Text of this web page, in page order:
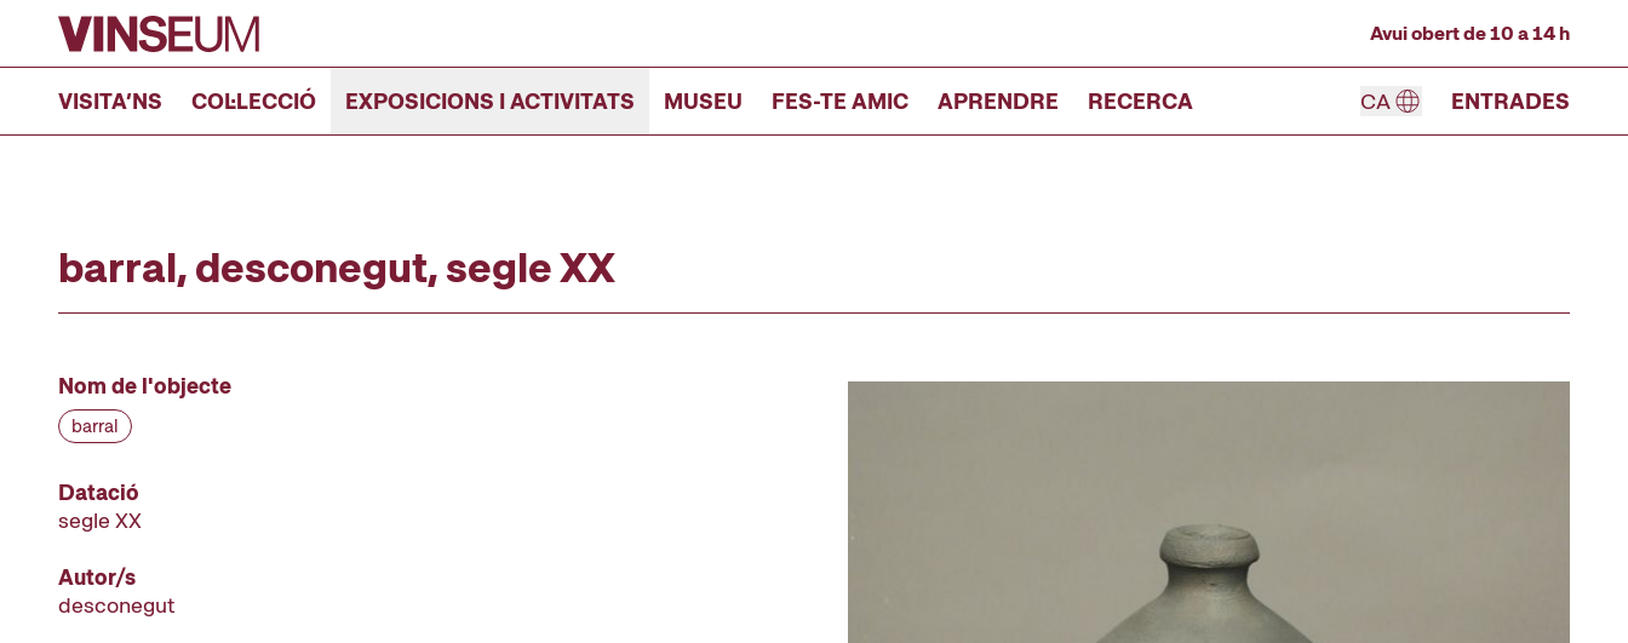
Anar al contingut
Avui obert de 10 a 14 h
VISITA’NS COL·LECCIÓ EXPOSICIONS I ACTIVITATS MUSEU FES-TE AMIC APRENDRE RECERCA CA ENTRADES
barral, desconegut, segle XX
Nom de l'objecte
barral
Datació
segle XX
Autor/s
desconegut